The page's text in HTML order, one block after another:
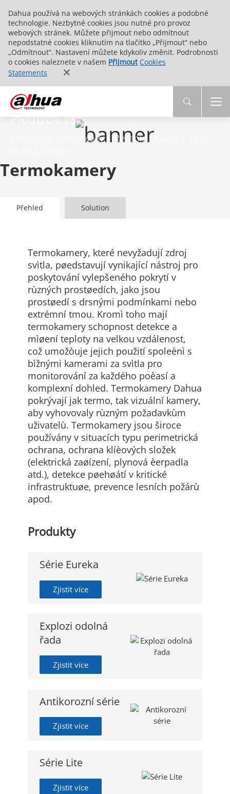
Dahua používá na webových stránkách cookies a podobné
technologie. Nezbytné cookies jsou nutné pro provoz
webových stránek. Můžete přijmout nebo odmítnout
nepodstatné cookies kliknutím na tlačítko „Přijmout“ nebo
„Odmítnout“. Nastavení můžete kdykoliv změnit. Podrobnosti
o cookies naleznete v našem Přijmout Cookies
Statements
PRODUCTS
Innovative Technology | Reliable Quality | End-
Termokamery
Přehled Solution
Termokamery, které nevyžadují zdroj
svìtla, pøedstavují vynikající nástroj pro
poskytování vylepšeného pokrytí v
rùzných prostøedích, jako jsou
prostøedí s drsnými podmínkami nebo
extrémní tmou. Kromì toho mají
termokamery schopnost detekce a
mìøení teploty na velkou vzdálenost,
což umožòuje jejich použití spoleènì s
bìžnými kamerami za svìtla pro
monitorování za každého poèasí a
komplexní dohled. Termokamery Dahua
pokrývají jak termo, tak vizuální kamery,
aby vyhovovaly rùzným požadavkùm
uživatelù. Termokamery jsou široce
používány v situacích typu perimetrická
ochrana, ochrana klíèových složek
(elektrická zaøízení, plynová èerpadla
atd.), detekce pøehøátí v kritické
infrastruktuøe, prevence lesních požárù
apod.
Produkty
Série Eureka
Zjistit více
Explozi odolná
řada
Zjistit více
Antikorozní série
Zjistit více
Série Lite
Zjistit více